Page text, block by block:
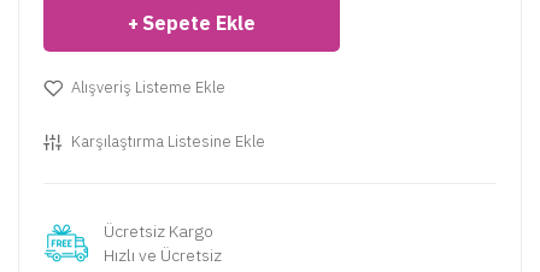
Sepete Ekle
Alışveriş Listeme Ekle
Karşılaştırma Listesine Ekle
Ücretsiz Kargo
Hızlı ve Ücretsiz